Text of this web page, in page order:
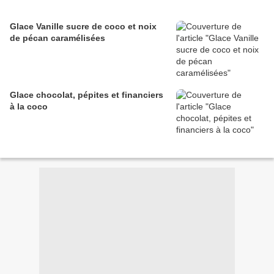
Glace Vanille sucre de coco et noix
de pécan caramélisées
Glace chocolat, pépites et financiers
à la coco